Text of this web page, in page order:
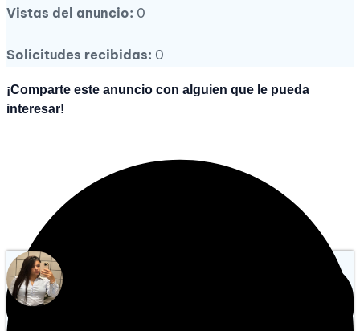
Vistas del anuncio: 0
Solicitudes recibidas: 0
¡Comparte este anuncio con alguien que le pueda
interesar!